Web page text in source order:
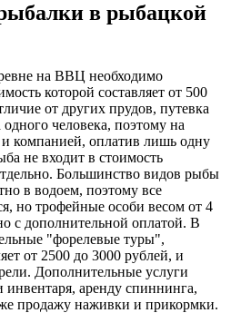
в рыбацкой
на ВВЦ необходимо
которой составляет от 500
от других прудов, путевка
человека, поэтому на
компанией, оплатив лишь одну
не входит в стоимость
Большинство видов рыбы
в водоем, поэтому все
но трофейные особи весом от 4
с дополнительной оплатой. В
"форелевые туры",
от 2500 до 3000 рублей, и
Дополнительные услуги
аренду спиннинга,
продажу наживки и прикормки.